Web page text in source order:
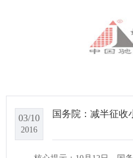
03/10
2016
国务院：减半征收